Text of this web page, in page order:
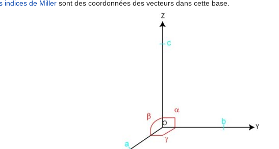
indices de Miller sont des coordonnées des vecteurs dans cette base.